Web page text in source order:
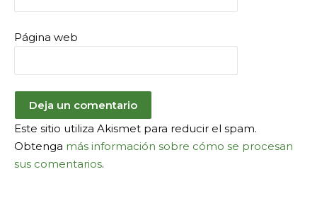
Página web
Este sitio utiliza Akismet para reducir el spam.
Obtenga más información sobre cómo se procesan
sus comentarios.